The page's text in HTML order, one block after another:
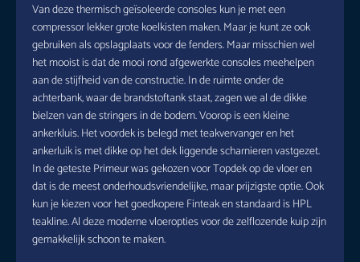
Van deze thermisch geïsoleerde consoles kun je met een
compressor lekker grote koelkisten maken. Maar je kunt ze ook
gebruiken als opslagplaats voor de fenders. Maar misschien wel
het mooist is dat de mooi rond afgewerkte consoles meehelpen
aan de stijfheid van de constructie. In de ruimte onder de
achterbank, waar de brandstoftank staat, zagen we al de dikke
bielzen van de stringers in de bodem. Voorop is een kleine
ankerkluis. Het voordek is belegd met teakvervanger en het
ankerluik is met dikke op het dek liggende scharnieren vastgezet.
In de geteste Primeur was gekozen voor Topdek op de vloer en
dat is de meest onderhoudsvriendelijke, maar prijzigste optie. Ook
kun je kiezen voor het goedkopere Finteak en standaard is HPL
teakline. Al deze moderne vloeropties voor de zelflozende kuip zijn
gemakkelijk schoon te maken.